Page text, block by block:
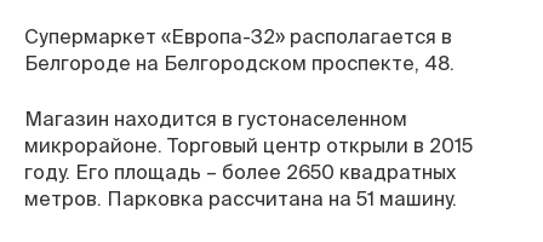
Пн–Всс 8:30 до 22:00
Горячяя линия
8-800-770-76-27
+7 (4712) 391-991
Адрес
г. Белгород, Белгородский проспект, 48а
Супермаркет «Европа-32» располагается в
Белгороде на Белгородском проспекте, 48.
Магазин находится в густонаселенном
микрорайоне. Торговый центр открыли в 2015
году. Его площадь – более 2650 квадратных
метров. Парковка рассчитана на 51 машину.